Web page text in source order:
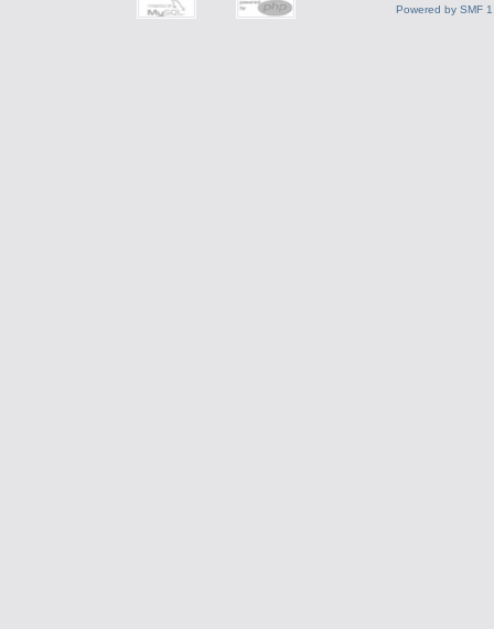
Powered by SMF